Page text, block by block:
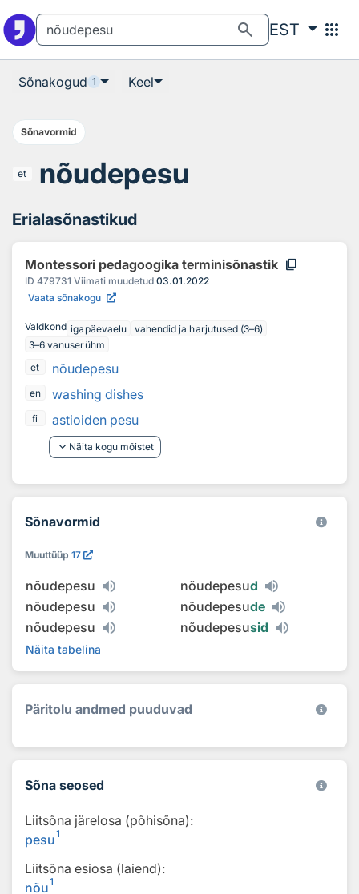
search EST apps
Sõnakogud 1 Keel
Sõnavormid
et nõudepesu
Erialasõnastikud
Montessori pedagoogika terminisõnastik content_copy
ID 479731 Viimati muudetud 03.01.2022
Vaata sõnakogu
Valdkond igapäevaelu
vahendid ja harjutused (3–6)
3–6 vanuserühm
et
nõudepesu
en washing dishes
fi
astioiden pesu
keyboard_arrow_down Näita kogu mõistet
Sõnavormid
Muuttüüp 17
nõudepesu nõudepesud
nõudepesu
nõudepesude
nõudepesu
nõudepesusid
Näita tabelina
Päritolu andmed puuduvad
Sõna seosed
Liitsõna järelosa (põhisõna):
pesu1
Liitsõna esiosa (laiend):
nõu1